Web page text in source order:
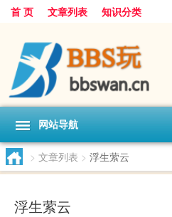
首 页 文章列表 知识分类
网站导航
> 文章列表 > 浮生萦云
浮生萦云